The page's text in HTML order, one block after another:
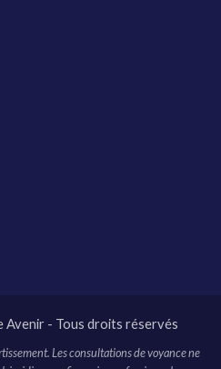
- Tous droits réservés
Les consultations de voyance ne